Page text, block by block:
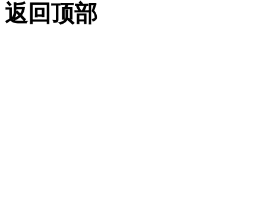
返回顶部